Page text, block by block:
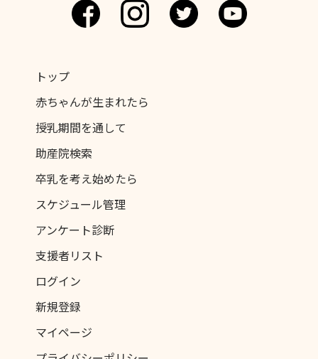
卒乳を考え始めたら
トップ
赤ちゃんが生まれたら
授乳期間を通して
助産院検索
卒乳を考え始めたら
スケジュール管理
アンケート診断
支援者リスト
ログイン
新規登録
マイページ